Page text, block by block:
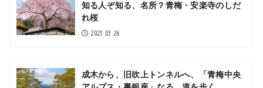
知る人ぞ知る、名所？青梅・安楽寺のしだ
れ桜
2021.03.26
成木から、旧吹上トンネルへ、「青梅中央